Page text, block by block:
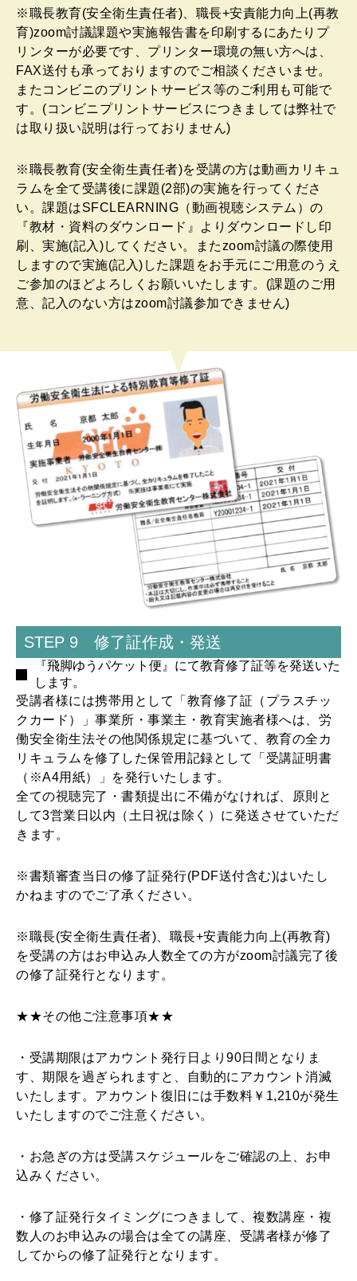
※職長教育(安全衛生責任者)、職長+安責能力向上(再教
育)zoom討議課題や実施報告書を印刷するにあたりプ
リンターが必要です、プリンター環境の無い方へは、
FAX送付も承っておりますのでご相談くださいませ。
またコンビニのプリントサービス等のご利用も可能で
す。(コンビニプリントサービスにつきましては弊社で
は取り扱い説明は行っておりません)
※職長教育(安全衛生責任者)を受講の方は動画カリキュ
ラムを全て受講後に課題(2部)の実施を行ってくださ
い。課題はSFCLEARNING（動画視聴システム）の
『教材・資料のダウンロード』よりダウンロードし印
刷、実施(記入)してください。またzoom討議の際使用
しますので実施(記入)した課題をお手元にご用意のうえ
ご参加のほどよろしくお願いいたします。(課題のご用
意、記入のない方はzoom討議参加できません)
STEP 9 修了証作成・発送
『飛脚ゆうパケット便』にて教育修了証等を発送いた
します。
受講者様には携帯用として「教育修了証（プラスチッ
クカード）」事業所・事業主・教育実施者様へは、労
働安全衛生法その他関係規定に基づいて、教育の全カ
リキュラムを修了した保管用記録として「受講証明書
（※A4用紙）」を発行いたします。
全ての視聴完了・書類提出に不備がなければ、原則と
して3営業日以内（土日祝は除く）に発送させていただ
きます。
※書類審査当日の修了証発行(PDF送付含む)はいたし
かねますのでご了承ください。
※職長(安全衛生責任者)、職長+安責能力向上(再教育)
を受講の方はお申込み人数全ての方がzoom討議完了後
の修了証発行となります。
★★その他ご注意事項★★
・受講期限はアカウント発行日より90日間となりま
す、期限を過ぎられますと、自動的にアカウント消滅
いたします。アカウント復旧には手数料￥1,210が発生
いたしますのでご注意ください。
・お急ぎの方は受講スケジュールをご確認の上、お申
込みください。
・修了証発行タイミングにつきまして、複数講座・複
数人のお申込みの場合は全ての講座、受講者様が修了
してからの修了証発行となります。